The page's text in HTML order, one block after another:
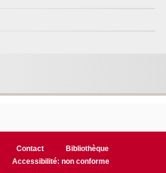
Contact
Bibliothèque
Accessibilité: non conforme